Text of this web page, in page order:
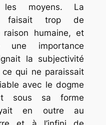
les moyens. La
faisait trop de
humaine, et
importance
la subjectivité
qui ne paraissait
avec le dogme
sous sa forme
en outre au